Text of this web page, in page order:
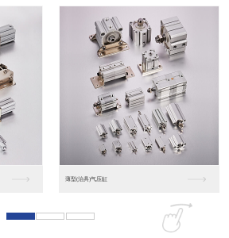
数字光钎传感器FX-...